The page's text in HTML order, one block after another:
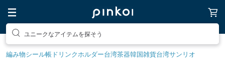
ユニークなアイテムを探そう
編み物シール帳 ドリンクホルダー台湾茶器韓国雑貨台湾サンリオ